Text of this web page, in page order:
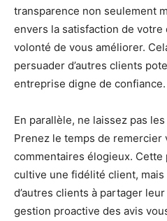
transparence non seulement
envers la satisfaction de
volonté de vous améliorer.
persuader d’autres clients
entreprise digne de confiance.
En parallèle, ne laissez pas
Prenez le temps de remercier
commentaires élogieux.
cultive une fidélité client,
d’autres clients à partager
gestion proactive des avis